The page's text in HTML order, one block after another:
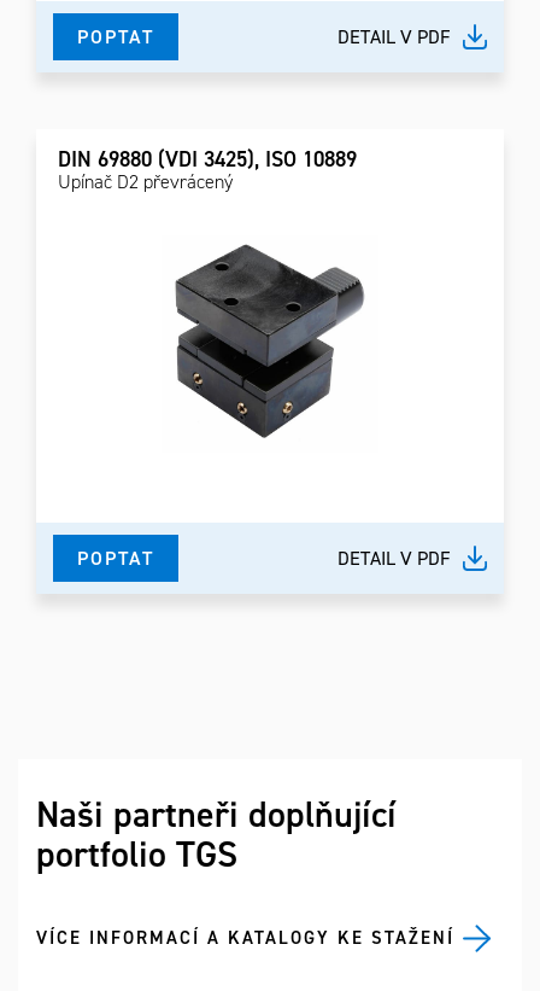
POPTAT DETAIL V PDF
DIN 69880 (VDI 3425), ISO 10889
Upínač D2 převrácený
POPTAT DETAIL V PDF
Naši partneři doplňující
portfolio TGS
VÍCE INFORMACÍ A KATALOGY KE STAŽENÍ